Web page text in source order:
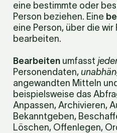
eine bestimmte oder
Person beziehen. Eine
eine Person, über die
bearbeiten.
Bearbeiten umfasst
Personendaten,
angewandten Mitteln
beispielsweise das
Anpassen, Archivieren,
Bekanntgeben,
Löschen, Offenlegen,